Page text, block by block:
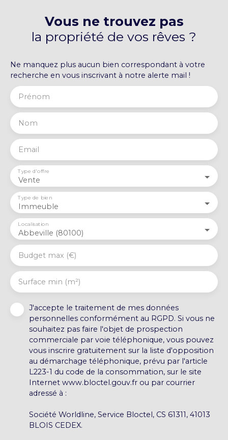
locataire du local commercial)
Vous ne trouvez pas
la propriété de vos rêves ?
Ne manquez plus aucun bien correspondant à votre
recherche en vous inscrivant à notre alerte mail !
Prénom
Nom
Email
Vente
Type d'offre
Immeuble
Type de bien
Abbeville (80100)
Localisation
Budget max (€)
Surface min (m²)
J'accepte le traitement de mes données
personnelles conformément au RGPD. Si vous ne
souhaitez pas faire l'objet de prospection
commerciale par voie téléphonique, vous pouvez
vous inscrire gratuitement sur la liste d'opposition
au démarchage téléphonique, prévu par l'article
L223-1 du code de la consommation, sur le site
Internet www.bloctel.gouv.fr ou par courrier
adressé à :
Société Worldline, Service Bloctel, CS 61311, 41013
BLOIS CEDEX.